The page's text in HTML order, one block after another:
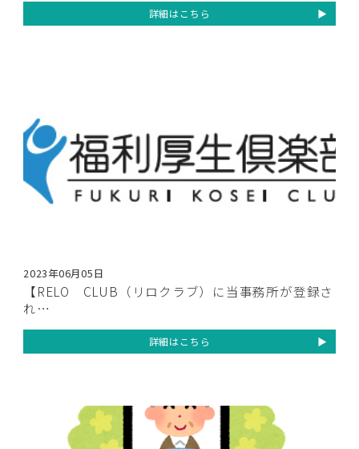
詳細はこちら
2023年06月05日
【RELO CLUB（リロクラブ）に当事務所が登録さ
れ…
詳細はこちら